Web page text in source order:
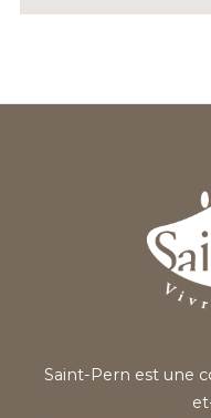
Saint-Pern est une